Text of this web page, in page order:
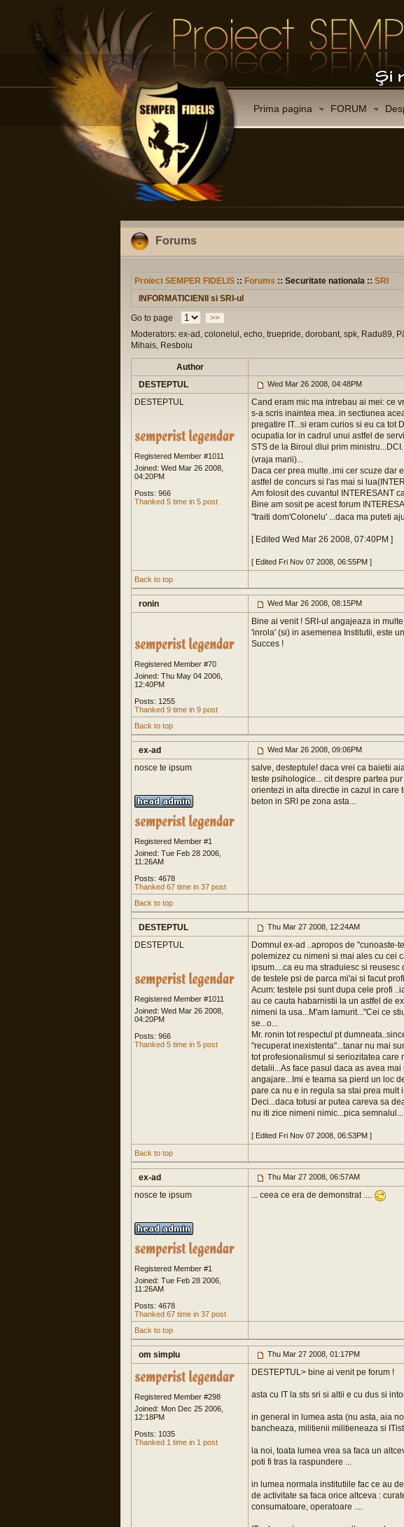
Prima pagina FORUM
Forums
Proiect SEMPER FIDELIS :: Forums :: Securitate nationala :: SRI
INFORMATICIENII si SRI-ul
Go to page
>>
Moderators: ex-ad, colonelul, echo, truepride, dorobant, spk, Radu89,
Mihais, Resboiu
Author
DESTEPTUL
Wed Mar 26 2008, 04:48PM
DESTEPTUL
Registered Member #1011
Joined: Wed Mar 26 2008,
04:20PM
Posts: 966
Thanked 5 time in 5 post
Cand eram mic ma intrebau ai mei: ce
s-a scris inaintea mea..in sectiunea
pregatire IT...si eram curios si eu ca tot
ocupatia lor in cadrul unui astfel de
STS de la Biroul dlui prim
(vraja marii)...
Daca cer prea multe..imi cer scuze dar
astfel de concurs si l'as mai si
Am folosit des cuvantul INTERESANT
Bine am sosit pe acest forum
"traiti dom'Colonelu' ...daca ma puteti
[ Edited Wed Mar 26 2008, 07:40PM ]
[ Edited Fri Nov 07 2008, 06:55PM ]
Back to top
ronin Wed Mar 26 2008, 08:15PM
Registered Member #70
Joined: Thu May 04 2006,
12:40PM
Posts: 1255
Thanked 9 time in 9 post
Bine ai venit ! SRI-ul angajeaza in
'inrola' (si) in asemenea Institutii, este
Succes !
Back to top
ex-ad Wed Mar 26 2008, 09:06PM
nosce te ipsum
Registered Member #1
Joined: Tue Feb 28 2006,
11:26AM
Posts: 4678
Thanked 67 time in 37 post
salve, desteptule! daca vrei ca baietii
teste psihologice... cit despre partea
orientezi in alta directie in cazul in care
beton in SRI pe zona asta...
Back to top
DESTEPTUL Thu Mar 27 2008, 12:24AM
DESTEPTUL
Registered Member #1011
Joined: Wed Mar 26 2008,
04:20PM
Posts: 966
Thanked 5 time in 5 post
Domnul ex-ad ..apropos de "cunoaste-
polemizez cu nimeni si mai ales cu cei
ipsum....ca eu ma straduiesc si reusesc
de testele psi de parca mi'ai si facut
Acum: testele psi sunt dupa cele profi
au ce cauta habarnistii la un astfel de
nimeni la usa...M'am lamurit..."Cei ce
se...o...
Mr. ronin tot respectul pt
"recuperat inexistenta"...tanar nu mai
tot profesionalismul si seriozitatea care
detalii...As face pasul daca as avea
angajare...Imi e teama sa pierd un loc
pare ca nu e in regula sa stai prea mult
Deci...daca totusi ar putea careva sa
nu iti zice nimeni nimic...pica semnalul...
[ Edited Fri Nov 07 2008, 06:53PM ]
Back to top
ex-ad Thu Mar 27 2008, 06:57AM
nosce te ipsum
Registered Member #1
Joined: Tue Feb 28 2006,
11:26AM
Posts: 4678
Thanked 67 time in 37 post
... ceea ce era de demonstrat ....
Back to top
om simplu Thu Mar 27 2008, 01:17PM
Registered Member #298
Joined: Mon Dec 25 2006,
12:18PM
Posts: 1035
Thanked 1 time in 1 post
DESTEPTUL> bine ai venit pe forum !
asta cu IT la sts sri si altii e cu dus si
in general in lumea asta (nu asta, aia
bancheaza, militienii militieneaza si
la noi, toata lumea vrea sa faca un
poti fi tras la raspundere ...
in lumea normala institutiile fac ce au
de activitate sa faca orice altceva :
consumatoare, operatoare ....